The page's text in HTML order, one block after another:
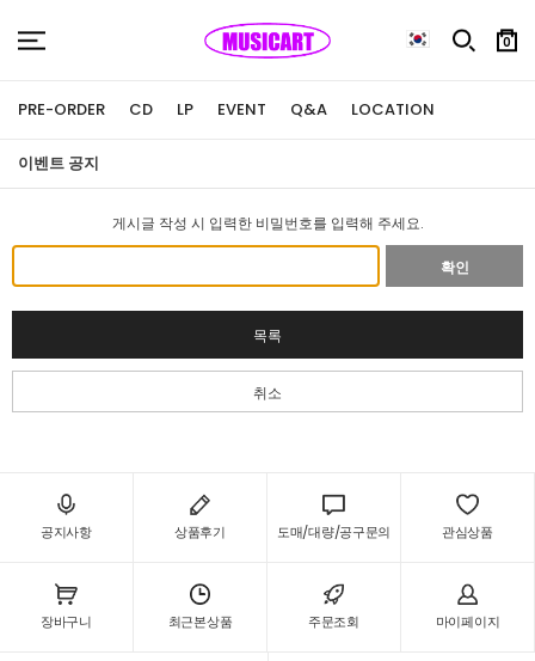
0
PRE-ORDER CD LP EVENT Q&A LOCATION
이벤트 공지
게시글 작성 시 입력한 비밀번호를 입력해 주세요.
확인
목록
취소
공지사항 상품후기 도매/대량/공구문의 관심상품
장바구니 최근본상품 주문조회 마이페이지